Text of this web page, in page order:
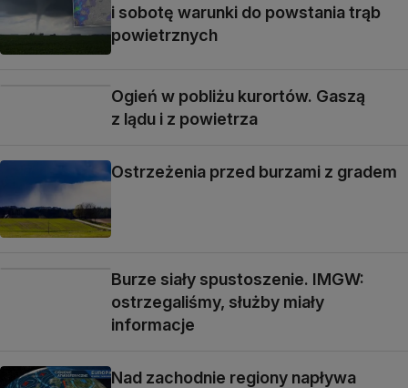
i sobotę warunki do powstania trąb
powietrznych
Ogień w pobliżu kurortów. Gaszą
z lądu i z powietrza
Ostrzeżenia przed burzami z gradem
Burze siały spustoszenie. IMGW:
ostrzegaliśmy, służby miały
informacje
Nad zachodnie regiony napływa